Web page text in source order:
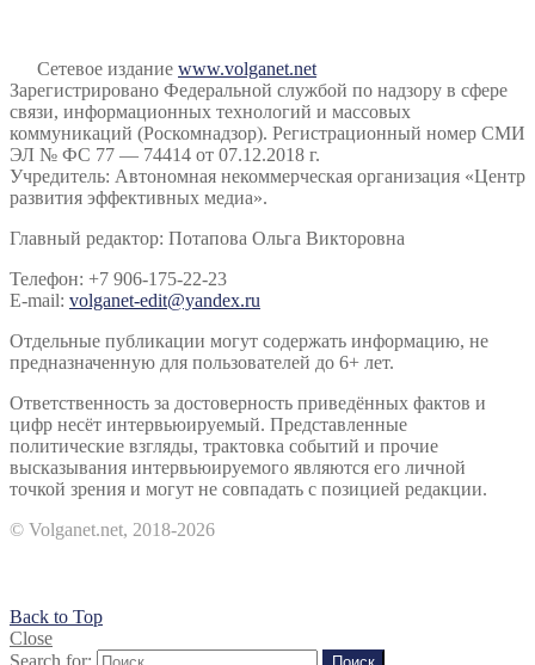
Сетевое издание www.volganet.net
Зарегистрировано Федеральной службой по надзору в сфере
связи, информационных технологий и массовых
коммуникаций (Роскомнадзор). Регистрационный номер СМИ
ЭЛ № ФС 77 — 74414 от 07.12.2018 г.
Учредитель: Автономная некоммерческая организация «Центр
развития эффективных медиа».
Главный редактор: Потапова Ольга Викторовна
Телефон: +7 906-175-22-23
E-mail: volganet-edit@yandex.ru
Отдельные публикации могут содержать информацию, не
предназначенную для пользователей до 6+ лет.
Ответственность за достоверность приведённых фактов и
цифр несёт интервьюируемый. Представленные
политические взгляды, трактовка событий и прочие
высказывания интервьюируемого являются его личной
точкой зрения и могут не совпадать с позицией редакции.
© Volganet.net, 2018-2026
Back to Top
Close